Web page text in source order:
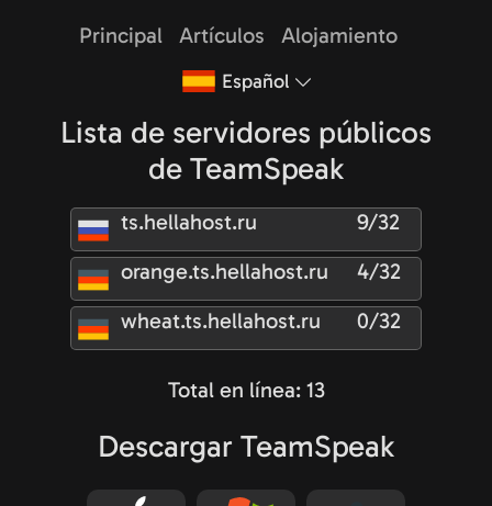
Principal Artículos Alojamiento
Español
Lista de servidores públicos
de TeamSpeak
ts.hellahost.ru
9/32
orange.ts.hellahost.ru
4/32
wheat.ts.hellahost.ru
0/32
Total en línea: 13
Descargar TeamSpeak